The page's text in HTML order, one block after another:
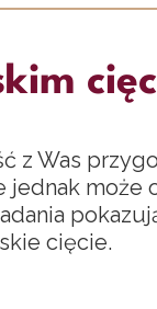
z Was
może
cięcie.